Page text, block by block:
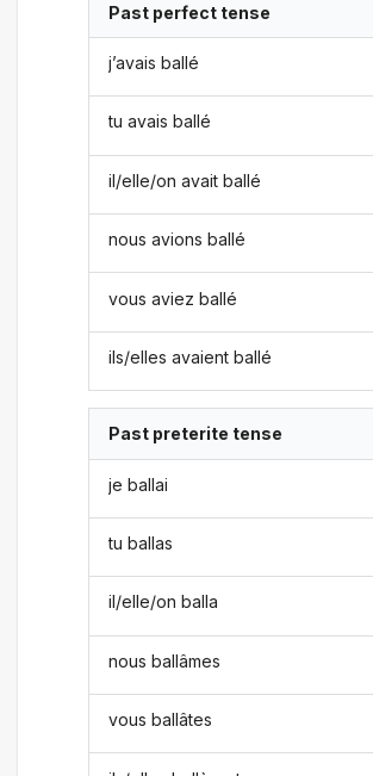
Past perfect tense
j’avais ballé
tu avais ballé
il/elle/on avait ballé
nous avions ballé
vous aviez ballé
ils/elles avaient ballé
Past preterite tense
je ballai
tu ballas
il/elle/on balla
nous ballâmes
vous ballâtes